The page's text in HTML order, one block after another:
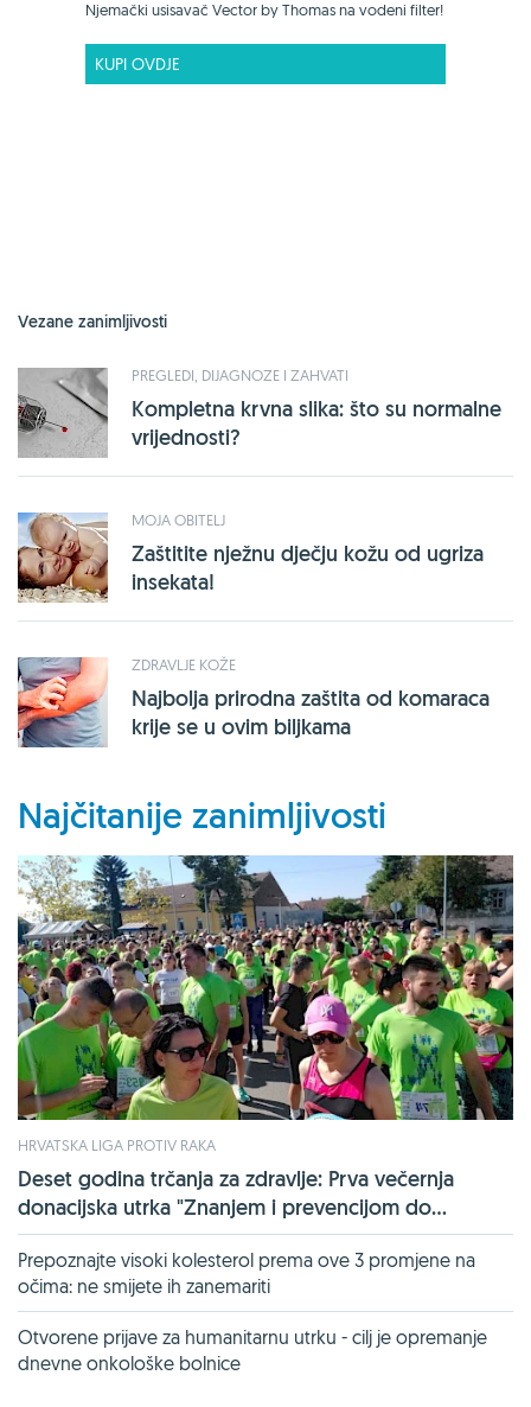
Njemački usisavač Vector by Thomas na vodeni filter!
KUPI OVDJE
Vezane zanimljivosti
PREGLEDI, DIJAGNOZE I ZAHVATI
Kompletna krvna slika: što su normalne
vrijednosti?
MOJA OBITELJ
Zaštitite nježnu dječju kožu od ugriza
insekata!
ZDRAVLJE KOŽE
Najbolja prirodna zaštita od komaraca
krije se u ovim biljkama
Najčitanije zanimljivosti
HRVATSKA LIGA PROTIV RAKA
Deset godina trčanja za zdravlje: Prva večernja
donacijska utrka "Znanjem i prevencijom do...
Prepoznajte visoki kolesterol prema ove 3 promjene na
očima: ne smijete ih zanemariti
Otvorene prijave za humanitarnu utrku - cilj je opremanje
dnevne onkološke bolnice